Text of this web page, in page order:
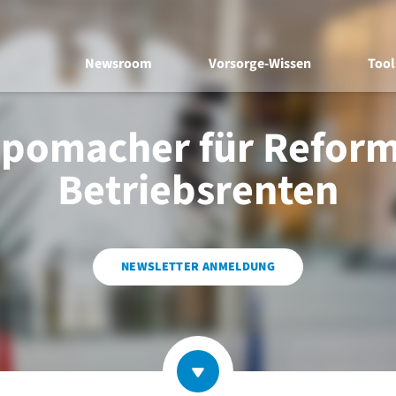
Newsroom Vorsorge-Wissen
für
Betriebsrenten
NEWSLETTER ANMELDUNG